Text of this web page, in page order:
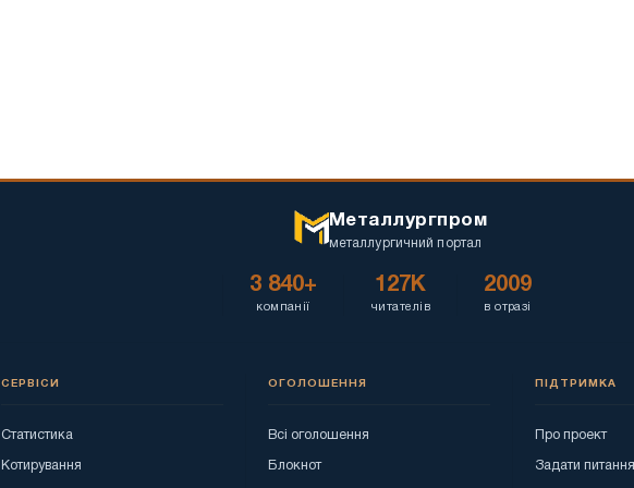
Металлургпром
металлургичний портал
3 840+
компанії
127K
читателів
2009
в отразі
СЕРВІСИ
Статистика
Котирування
ОГОЛОШЕННЯ
Всі оголошення
Блокнот
ПІДТРИМКА
Про проект
Задати питання